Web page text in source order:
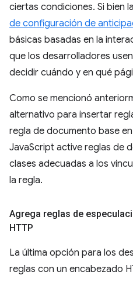
ciertas condiciones. Si bien
de configuración de
básicas basadas en la
que los desarrolladores
decidir cuándo y en qué
Como se mencionó
alternativo para insertar
regla de documento base
JavaScript active reglas de
clases adecuadas a los
la regla.
Agrega reglas de
HTTP
La última opción para los
reglas con un encabezado